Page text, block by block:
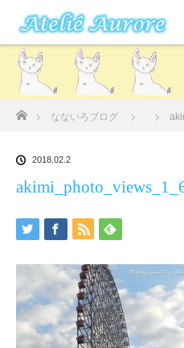
ホーム
なないろブログ
2018.02.2